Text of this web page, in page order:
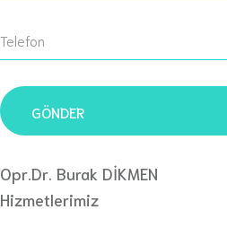
Opr.Dr. Burak DİKMEN
Hizmetlerimiz